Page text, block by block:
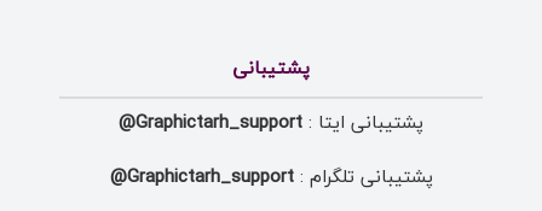
پشتیبانی
پشتیبانی ایتا : Graphictarh_support@
پشتیبانی تلگرام :Graphictarh_support@